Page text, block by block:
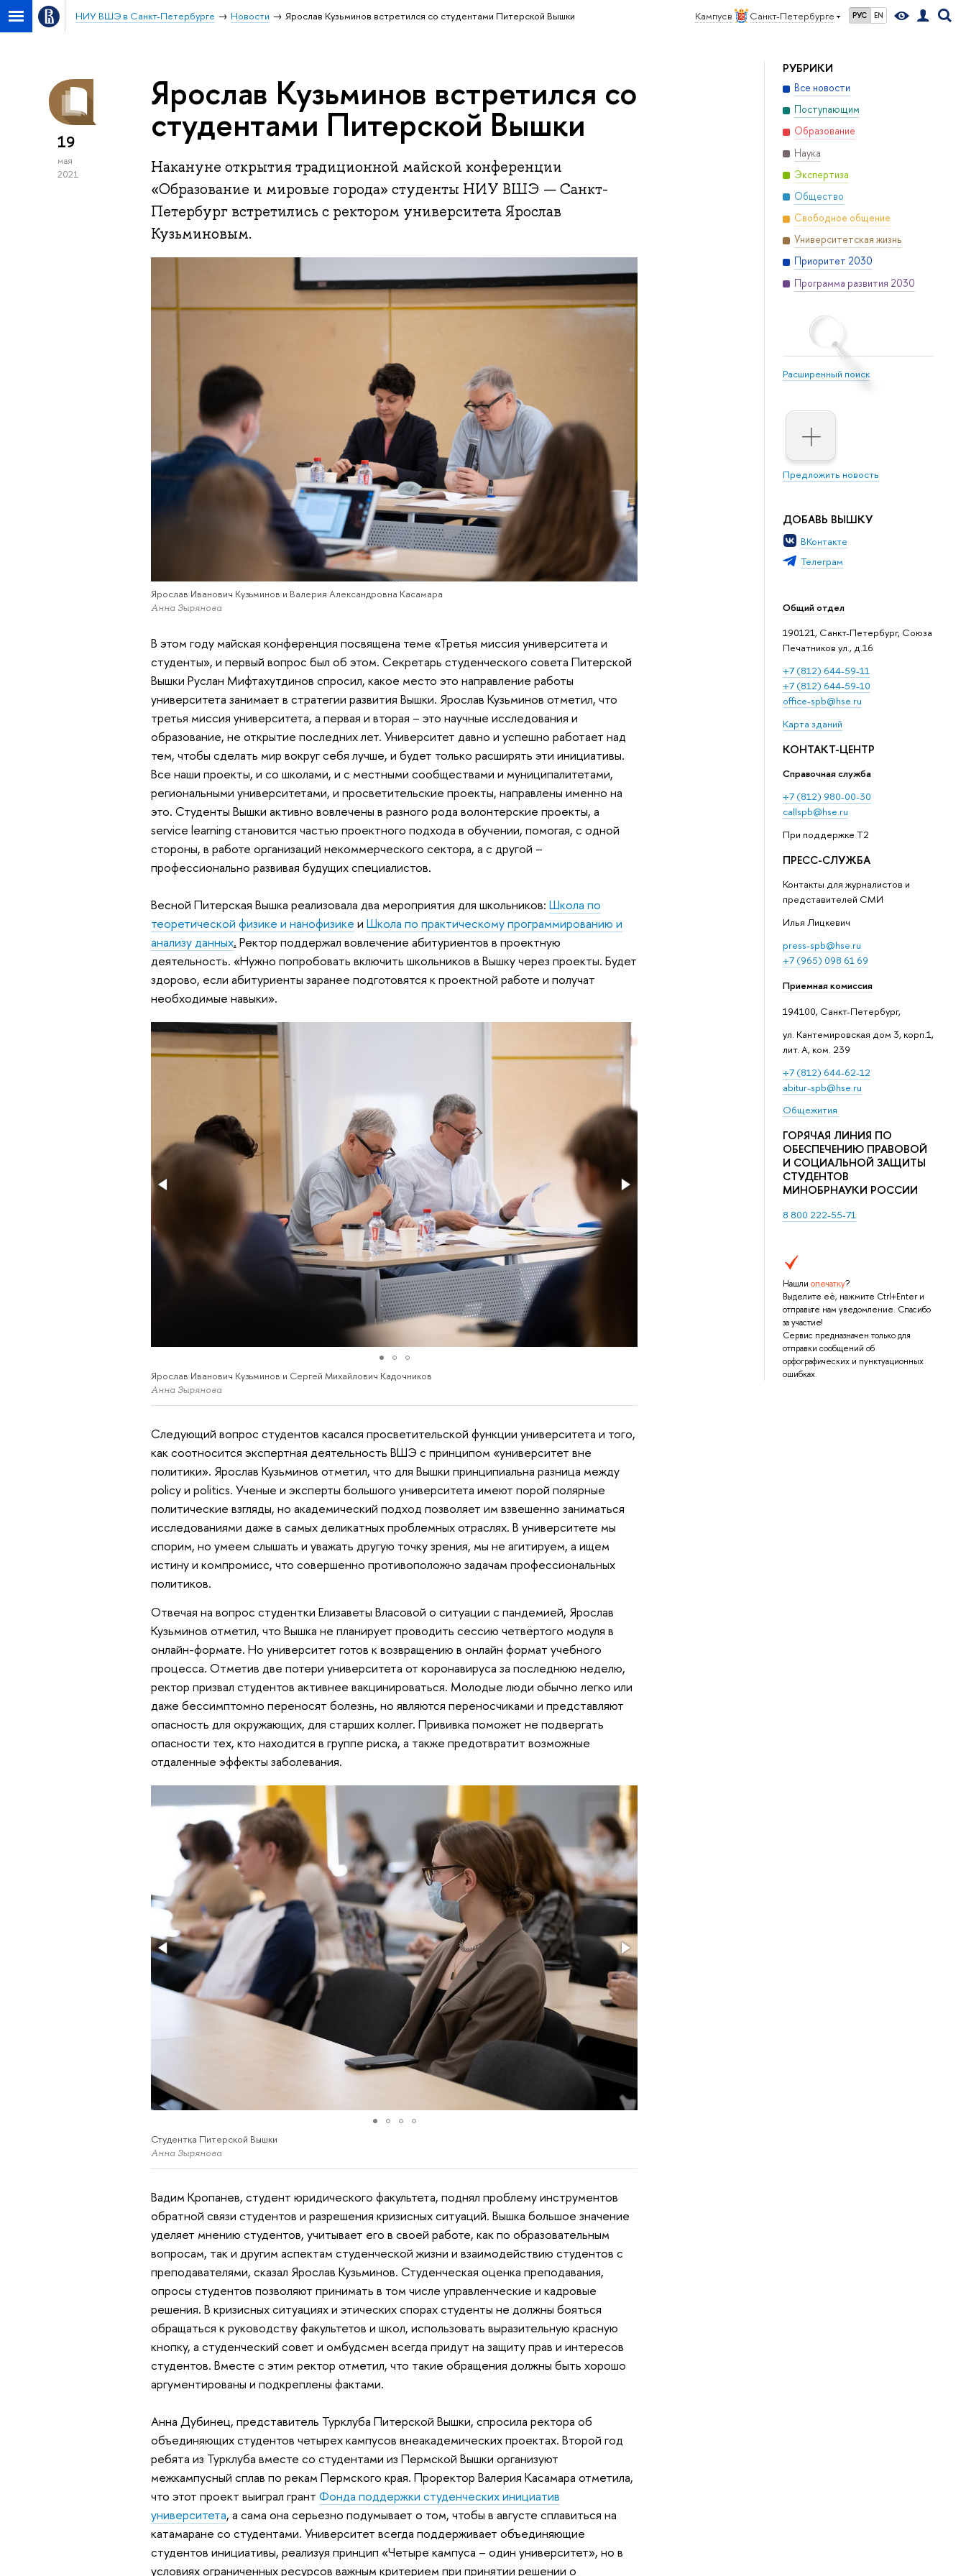
Кампус в Санкт-Петербурге РУС EN
НИУ ВШЭ в Санкт-Петербурге Новости Ярослав Кузьминов встретился со студентами Питерской Вышки
РУБРИКИ
Все новости
Поступающим
Образование
Наука
Экспертиза
Общество
Свободное общение
Университетская жизнь
Приоритет 2030
Программа развития 2030
Расширенный поиск
Предложить новость
ДОБАВЬ ВЫШКУ
ВКонтакте
Телеграм
Общий отдел
190121, Санкт-Петербург, Союза
Печатников ул., д.16
+7 (812) 644-59-11
+7 (812) 644-59-10
office-spb@hse.ru
Карта зданий
КОНТАКТ-ЦЕНТР
Справочная служба
+7 (812) 980-00-30
callspb@hse.ru
При поддержке T2
ПРЕСС-СЛУЖБА
Контакты для журналистов и
представителей СМИ
Илья Лицкевич
press-spb@hse.ru
+7 (965) 098 61 69
Приемная комиссия
194100, Санкт-Петербург,
ул. Кантемировская дом 3, корп.1,
лит. А, ком. 239
+7 (812) 644-62-12
abitur-spb@hse.ru
Общежития
ГОРЯЧАЯ ЛИНИЯ ПО
ОБЕСПЕЧЕНИЮ ПРАВОВОЙ
И СОЦИАЛЬНОЙ ЗАЩИТЫ
СТУДЕНТОВ
МИНОБРНАУКИ РОССИИ
8 800 222-55-71
Нашли опечатку?
Выделите её, нажмите Ctrl+Enter и
отправьте нам уведомление. Спасибо
за участие!
Сервис предназначен только для
отправки сообщений об
орфографических и пунктуационных
ошибках.
19
мая
2021
Ярослав Кузьминов встретился со
студентами Питерской Вышки
Накануне открытия традиционной майской конференции
«Образование и мировые города» студенты НИУ ВШЭ — Санкт-
Петербург встретились с ректором университета Ярослав
Кузьминовым.
Ярослав Иванович Кузьминов и Валерия Александровна Касамара
Анна Зырянова
В этом году майская конференция посвящена теме «Третья миссия университета и
студенты», и первый вопрос был об этом. Секретарь студенческого совета Питерской
Вышки Руслан Мифтахутдинов спросил, какое место это направление работы
университета занимает в стратегии развития Вышки. Ярослав Кузьминов отметил, что
третья миссия университета, а первая и вторая – это научные исследования и
образование, не открытие последних лет. Университет давно и успешно работает над
тем, чтобы сделать мир вокруг себя лучше, и будет только расширять эти инициативы.
Все наши проекты, и со школами, и с местными сообществами и муниципалитетами,
региональными университетами, и просветительские проекты, направлены именно на
это. Студенты Вышки активно вовлечены в разного рода волонтерские проекты, а
service learning становится частью проектного подхода в обучении, помогая, с одной
стороны, в работе организаций некоммерческого сектора, а с другой –
профессионально развивая будущих специалистов.
Весной Питерская Вышка реализовала два мероприятия для школьников: Школа по
теоретической физике и нанофизике и Школа по практическому программированию и
анализу данных. Ректор поддержал вовлечение абитуриентов в проектную
деятельность. «Нужно попробовать включить школьников в Вышку через проекты. Будет
здорово, если абитуриенты заранее подготовятся к проектной работе и получат
необходимые навыки».
Ярослав Иванович Кузьминов и Сергей Михайлович Кадочников
Анна Зырянова
Следующий вопрос студентов касался просветительской функции университета и того,
как соотносится экспертная деятельность ВШЭ с принципом «университет вне
политики». Ярослав Кузьминов отметил, что для Вышки принципиальна разница между
policy и politics. Ученые и эксперты большого университета имеют порой полярные
политические взгляды, но академический подход позволяет им взвешенно заниматься
исследованиями даже в самых деликатных проблемных отраслях. В университете мы
спорим, но умеем слышать и уважать другую точку зрения, мы не агитируем, а ищем
истину и компромисс, что совершенно противоположно задачам профессиональных
политиков.
Отвечая на вопрос студентки Елизаветы Власовой о ситуации с пандемией, Ярослав
Кузьминов отметил, что Вышка не планирует проводить сессию четвёртого модуля в
онлайн-формате. Но университет готов к возвращению в онлайн формат учебного
процесса. Отметив две потери университета от коронавируса за последнюю неделю,
ректор призвал студентов активнее вакцинироваться. Молодые люди обычно легко или
даже бессимптомно переносят болезнь, но являются переносчиками и представляют
опасность для окружающих, для старших коллег. Прививка поможет не подвергать
опасности тех, кто находится в группе риска, а также предотвратит возможные
отдаленные эффекты заболевания.
Студентка Питерской Вышки
Анна Зырянова
Вадим Кропанев, студент юридического факультета, поднял проблему инструментов
обратной связи студентов и разрешения кризисных ситуаций. Вышка большое значение
уделяет мнению студентов, учитывает его в своей работе, как по образовательным
вопросам, так и другим аспектам студенческой жизни и взаимодействию студентов с
преподавателями, сказал Ярослав Кузьминов. Студенческая оценка преподавания,
опросы студентов позволяют принимать в том числе управленческие и кадровые
решения. В кризисных ситуациях и этических спорах студенты не должны бояться
обращаться к руководству факультетов и школ, использовать выразительную красную
кнопку, а студенческий совет и омбудсмен всегда придут на защиту прав и интересов
студентов. Вместе с этим ректор отметил, что такие обращения должны быть хорошо
аргументированы и подкреплены фактами.
Анна Дубинец, представитель Турклуба Питерской Вышки, спросила ректора об
объединяющих студентов четырех кампусов внеакадемических проектах. Второй год
ребята из Турклуба вместе со студентами из Пермской Вышки организуют
межкампусный сплав по рекам Пермского края. Проректор Валерия Касамара отметила,
что этот проект выиграл грант Фонда поддержки студенческих инициатив
университета, а сама она серьезно подумывает о том, чтобы в августе сплавиться на
катамаране со студентами. Университет всегда поддерживает объединяющие
студентов инициативы, реализуя принцип «Четыре кампуса – один университет», но в
условиях ограниченных ресурсов важным критерием при принятии решении о